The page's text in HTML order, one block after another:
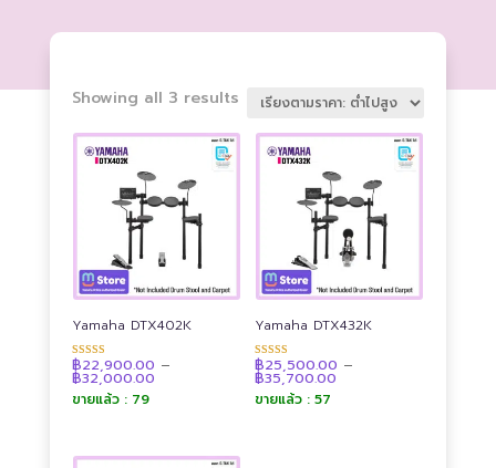
Showing all 3 resultsSorted
price:
Yamaha DTX402K
ให้คะแนน
4.89
ตั้งแต่ 1-5
คะแนน
฿22,900.00 –
฿32,000.00Price
ขายแล้ว : 79
Yamaha DTX432K
ให้คะแนน
4.92
ตั้งแต่ 1-5
คะแนน
฿25,500.00 –
฿35,700.00
ขายแล้ว : 57